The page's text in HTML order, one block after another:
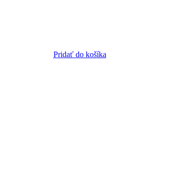
Pridať do košíka